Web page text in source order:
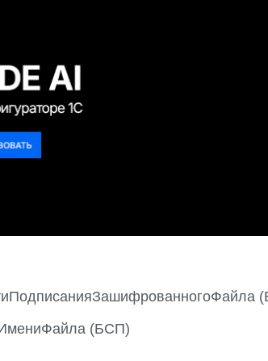
(БСП)